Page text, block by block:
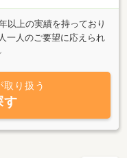
以上の実績を持っており
一人のご要望に応えられ
物件を数多く扱っており
方はお気軽にご来店下さ
り扱う
す